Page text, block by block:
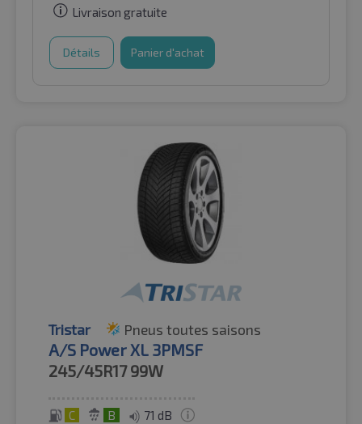
Livraison gratuite
Détails Panier d'achat
Tristar Pneus toutes saisons
A/S Power XL 3PMSF
245/45R17 99W
C B 71 dB